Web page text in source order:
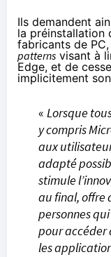
Ils demandent
la préinstallation
fabricants de
patterns visant à
Edge, et de
implicitement
« Lorsque
y compris
aux
adapté
stimule
au final, offre
personnes
pour accéder
les